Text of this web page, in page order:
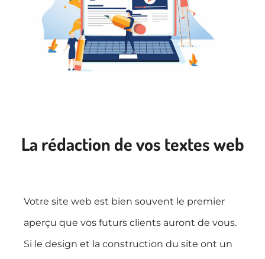
La rédaction de vos textes web
Votre site web est bien souvent le premier
aperçu que vos futurs clients auront de vous.
Si le design et la construction du site ont un